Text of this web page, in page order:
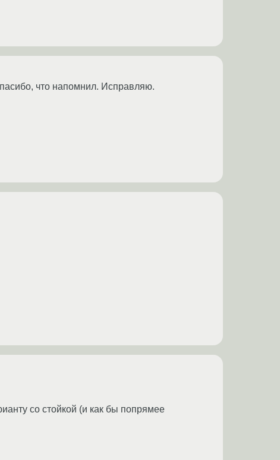
что напомнил. Исправляю.
со стойкой (и как бы попрямее